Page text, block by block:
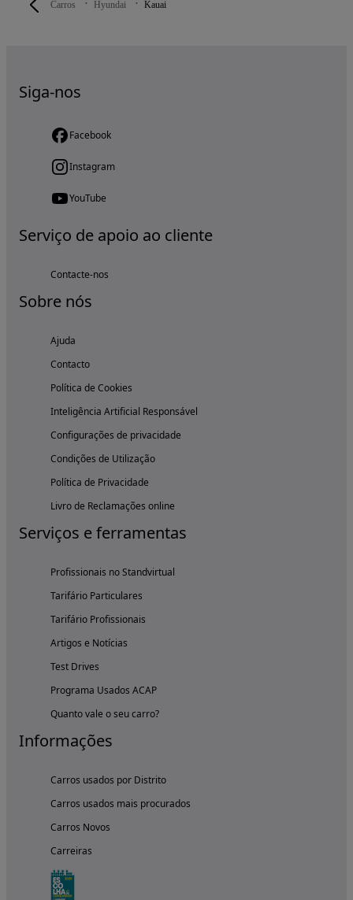
Carros Hyundai Kauai
Siga-nos
Facebook
Instagram
YouTube
Serviço de apoio ao cliente
Contacte-nos
Sobre nós
Ajuda
Contacto
Política de Cookies
Inteligência Artificial Responsável
Configurações de privacidade
Condições de Utilização
Política de Privacidade
Livro de Reclamações online
Serviços e ferramentas
Profissionais no Standvirtual
Tarifário Particulares
Tarifário Profissionais
Artigos e Notícias
Test Drives
Programa Usados ACAP
Quanto vale o seu carro?
Informações
Carros usados por Distrito
Carros usados mais procurados
Carros Novos
Carreiras